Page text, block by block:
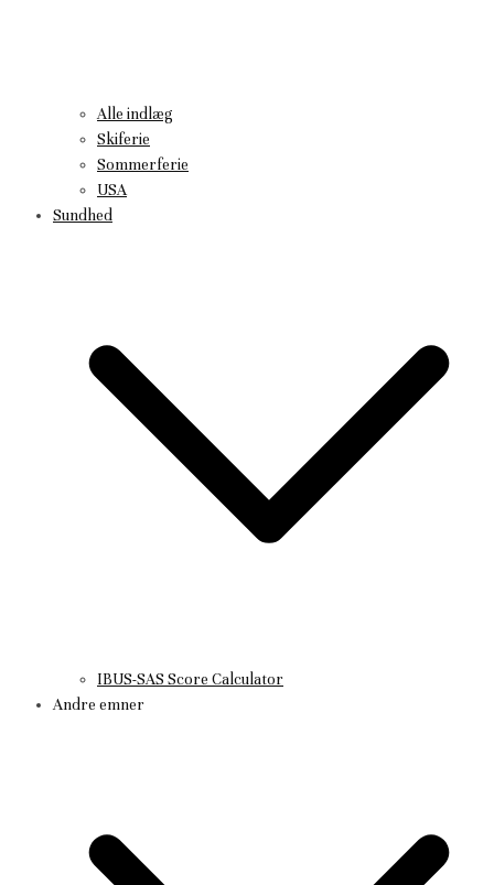
Alle indlæg
Skiferie
Sommerferie
USA
Sundhed
IBUS-SAS Score Calculator
Andre emner